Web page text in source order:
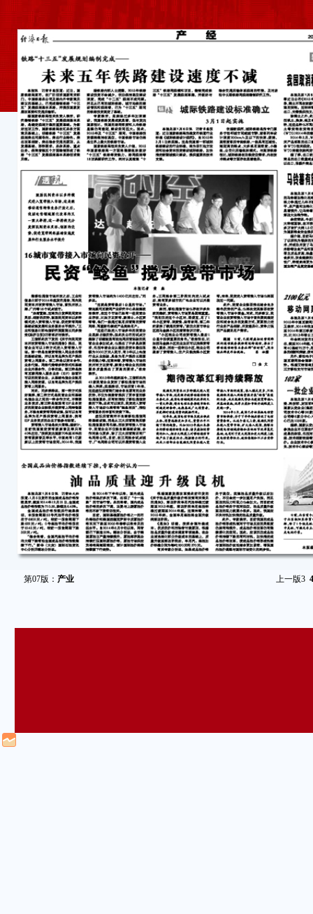
第07版： 产业 上一版3 4